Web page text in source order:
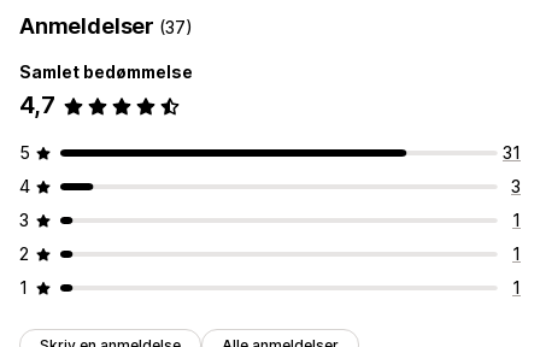
Anmeldelser (37)
Samlet bedømmelse
4,7
5
31
4
3
3
1
2
1
1
1